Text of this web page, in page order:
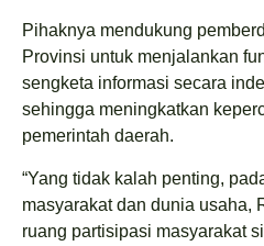
Pihaknya mendukung
Provinsi untuk menjalankan
sengketa informasi secara
sehingga meningkatkan
pemerintah daerah.
“Yang tidak kalah penting,
masyarakat dan dunia usaha,
ruang partisipasi masyarakat